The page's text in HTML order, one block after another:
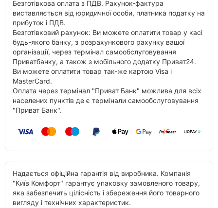
Безготівкова оплата з ПДВ. Рахунок-фактура
виставляється від юридичної особи, платника податку на
прибуток і ПДВ.
Безготівковий рахунок: Ви можете оплатити товар у касі
будь-якого банку, з розрахункового рахунку вашої
організації, через термінал самообслуговування
Приватбанку, а також з мобільного додатку Приват24.
Ви можете оплатити товар так-же картою Visa і
MasterCard.
Оплата через термінал "Приват Банк" можлива для всіх
населених пунктів де є термінали самообслуговування
"Приват Банк".
Надається офіційна гарантія від виробника. Компанія
"Київ Комфорт" гарантує упаковку замовленого товару,
яка забезпечить цілісність і збереження його товарного
вигляду і технічних характеристик.